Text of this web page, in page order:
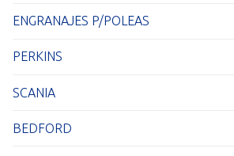
ENGRANAJES P/POLEAS
PERKINS
SCANIA
BEDFORD